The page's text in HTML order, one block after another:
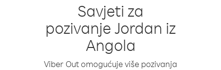
Savjeti za
pozivanje Jordan iz
Angola
Viber Out omogućuje više pozivanja